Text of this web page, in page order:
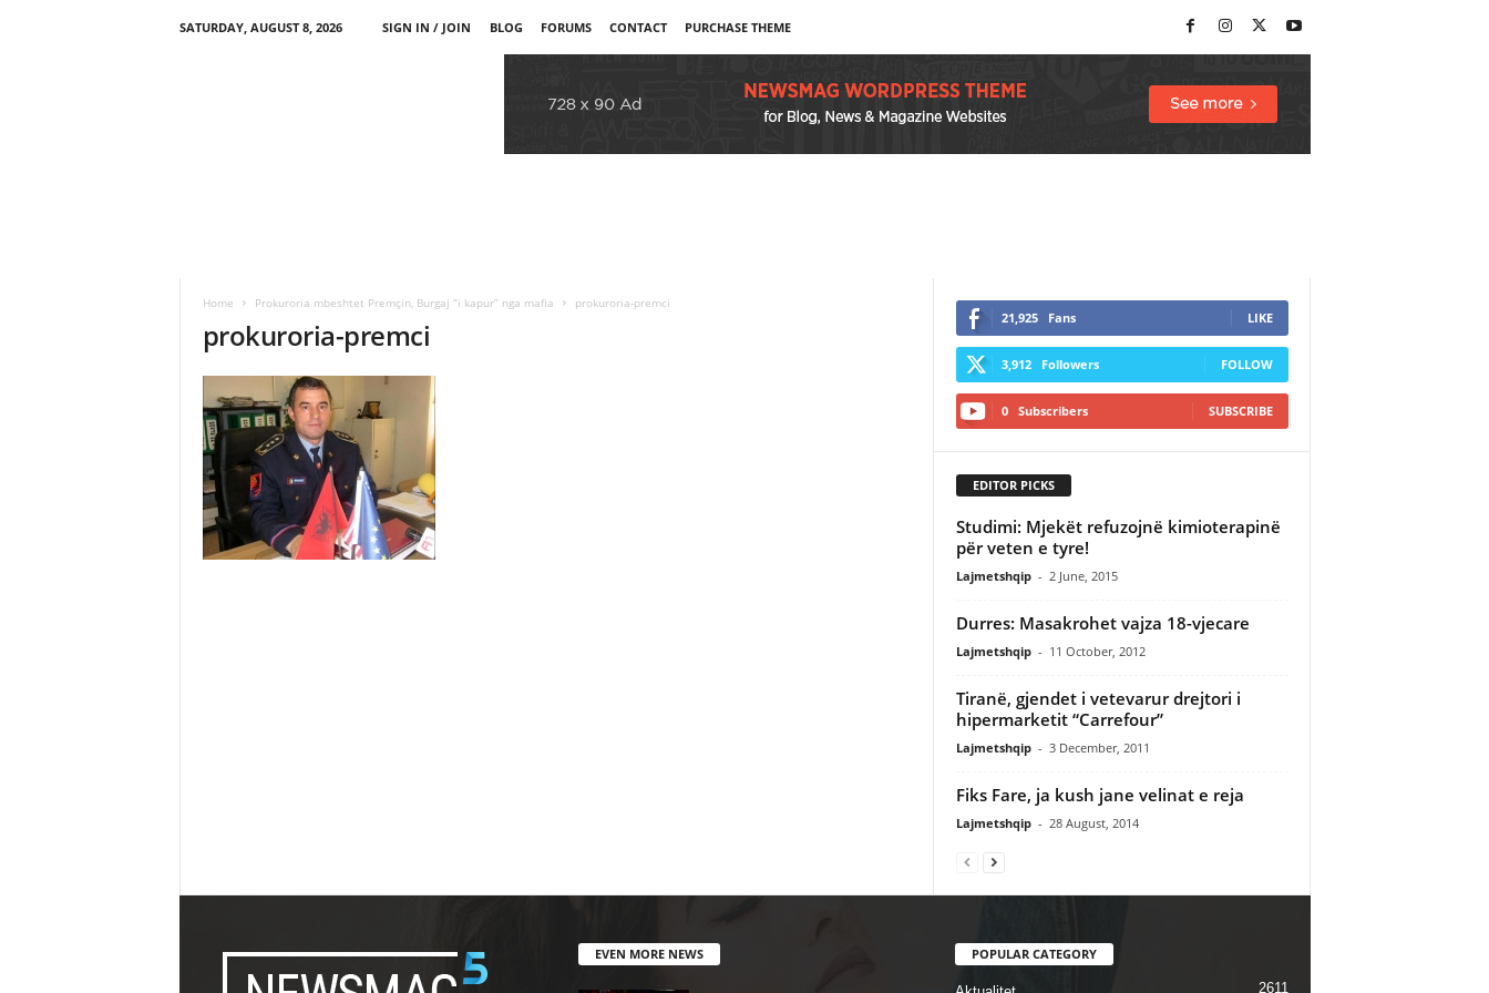
SATURDAY, AUGUST 8, 2026 SIGN IN / JOIN BLOG FORUMS CONTACT PURCHASE THEME
Home Prokuroria mbeshtet Premçin, Burgaj “i kapur” nga mafia prokuroria-premci
prokuroria-premci 21,925 Fans LIKE
3,912 Followers FOLLOW
0 Subscribers SUBSCRIBE
EDITOR PICKS
Studimi: Mjekët refuzojnë kimioterapinë
për veten e tyre!
Lajmetshqip - 2 June, 2015
Durres: Masakrohet vajza 18-vjecare
Lajmetshqip - 11 October, 2012
Tiranë, gjendet i vetevarur drejtori i
hipermarketit “Carrefour”
Lajmetshqip - 3 December, 2011
Fiks Fare, ja kush jane velinat e reja
Lajmetshqip - 28 August, 2014
EVEN MORE NEWS POPULAR CATEGORY
2611